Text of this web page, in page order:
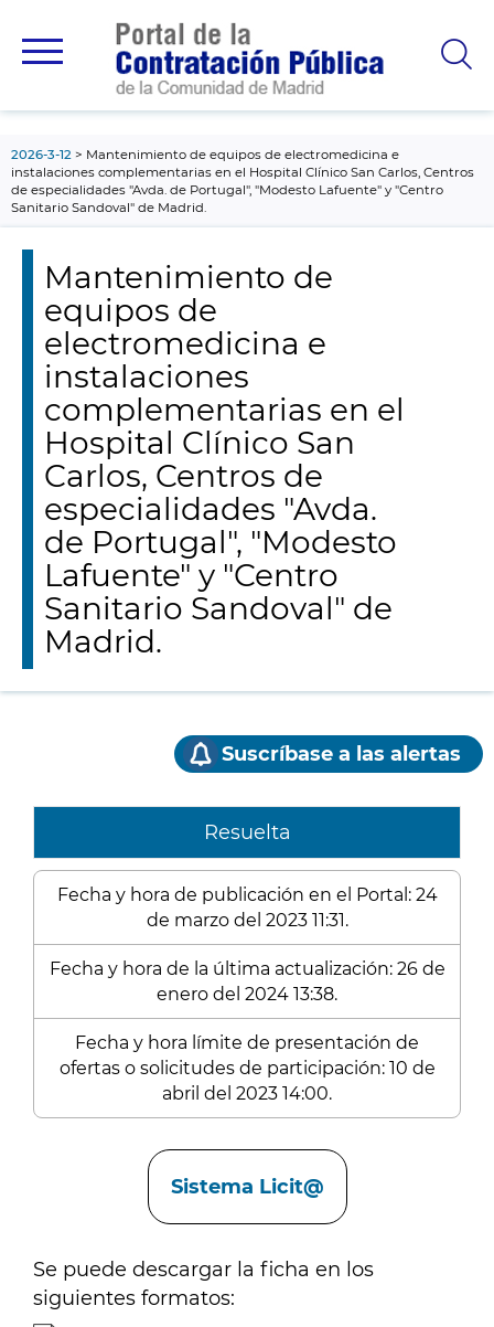
principal
2026-3-12
Mantenimiento de equipos de electromedicina e
instalaciones complementarias en el Hospital Clínico San Carlos, Centros
de especialidades "Avda. de Portugal", "Modesto Lafuente" y "Centro
Sanitario Sandoval" de Madrid.
Mantenimiento de
equipos de
electromedicina e
instalaciones
complementarias en el
Hospital Clínico San
Carlos, Centros de
especialidades "Avda.
de Portugal", "Modesto
Lafuente" y "Centro
Sanitario Sandoval" de
Madrid.
Suscríbase a las alertas
Resuelta
Fecha y hora de publicación en el Portal: 24
de marzo del 2023 11:31.
Fecha y hora de la última actualización: 26 de
enero del 2024 13:38.
Fecha y hora límite de presentación de
ofertas o solicitudes de participación: 10 de
abril del 2023 14:00.
Sistema Licit@
Se puede descargar la ficha en los
siguientes formatos: